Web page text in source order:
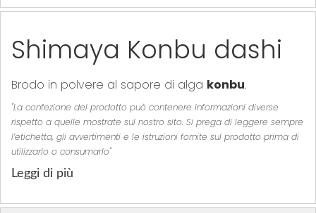
Shimaya Konbu dashi
Brodo in polvere al sapore di alga konbu.
"La confezione del prodotto può contenere informazioni diverse
rispetto a quelle mostrate sul nostro sito. Si prega di leggere sempre
l’etichetta, gli avvertimenti e le istruzioni fornite sul prodotto prima di
utilizzarlo o consumarlo"
Leggi di più